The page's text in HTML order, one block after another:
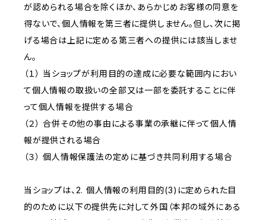
が認められる場合を除くほか、あらかじめお客様の同意を
得ないで、個人情報を第三者に提供しません。但し、次に掲
げる場合は上記に定める第三者への提供には該当しませ
ん。
（１） 当ショップが利用目的の達成に必要な範囲内におい
て個人情報の取扱いの全部又は一部を委託することに伴
って個人情報を提供する場合
（２） 合併その他の事由による事業の承継に伴って個人情
報が提供される場合
（３） 個人情報保護法の定めに基づき共同利用する場合
当ショップは、2. 個人情報の利用目的(3)に定められた目
的のために以下の提供先に対して外国（本邦の域外にある